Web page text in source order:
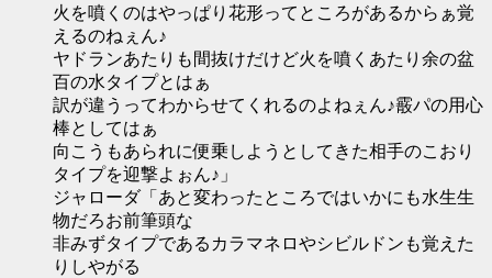
火を噴くのはやっぱり花形ってところがあるからぁ覚
えるのねぇん♪
ヤドランあたりも間抜けだけど火を噴くあたり余の盆
百の水タイプとはぁ
訳が違うってわからせてくれるのよねぇん♪霰パの用心
棒としてはぁ
向こうもあられに便乗しようとしてきた相手のこおり
タイプを迎撃よぉん♪」
ジャローダ「あと変わったところではいかにも水生生
物だろお前筆頭な
非みずタイプであるカラマネロやシビルドンも覚えた
りしやがる